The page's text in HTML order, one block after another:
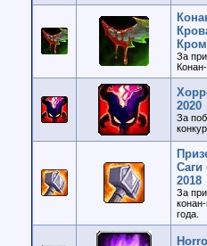
За
2020
За
Саги
2018
За
года.